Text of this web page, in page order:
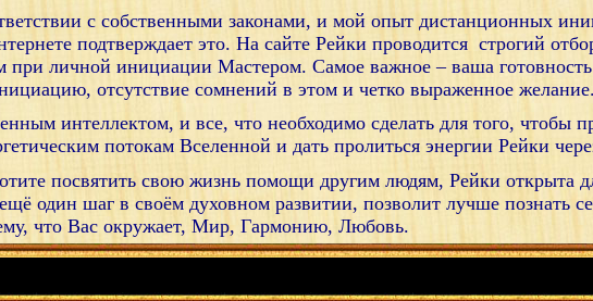
с собственными законами, и мой опыт дистанционных
подтверждает это. На сайте Рейки проводится строгий
при личной инициации Мастером. Самое важное – ваша
отсутствие сомнений в этом и четко выраженное желание.
интеллектом, и все, что необходимо сделать для того, чтобы
потокам Вселенной и дать пролиться энергии Рейки
посвятить свою жизнь помощи другим людям, Рейки открыта
один шаг в своём духовном развитии, позволит лучше познать
что Вас окружает, Мир, Гармонию, Любовь.